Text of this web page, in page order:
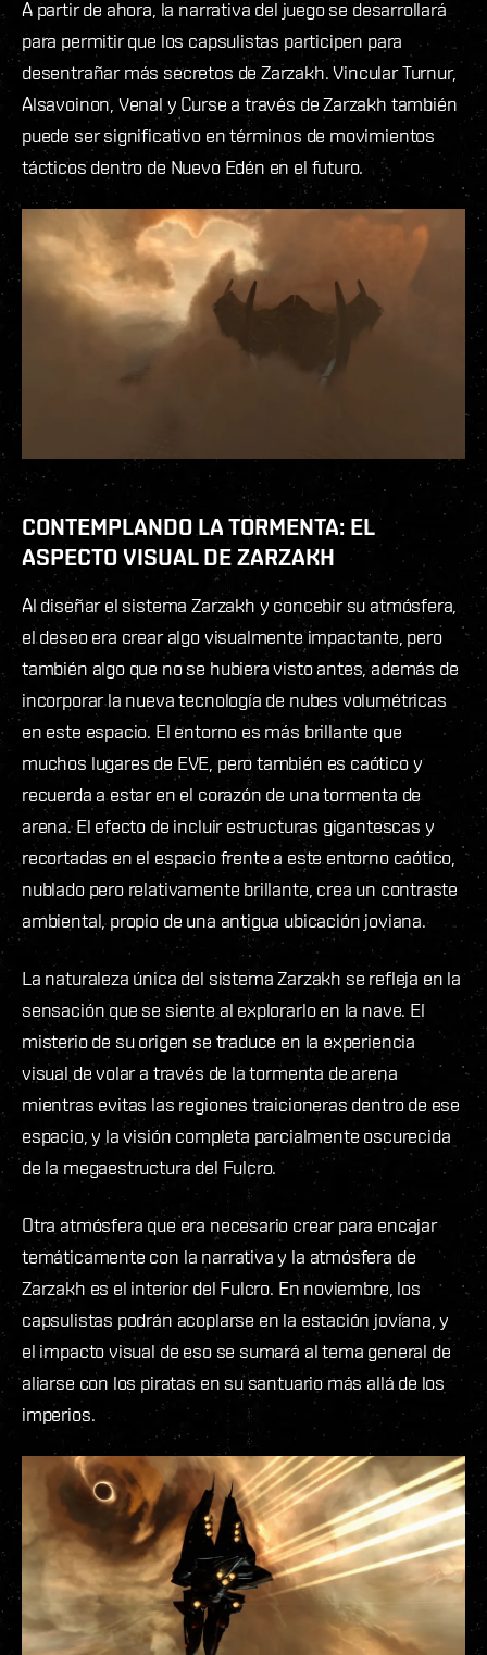
A partir de ahora, la narrativa del juego se desarrollará
para permitir que los capsulistas participen para
desentrañar más secretos de Zarzakh. Vincular Turnur,
Alsavoinon, Venal y Curse a través de Zarzakh también
puede ser significativo en términos de movimientos
tácticos dentro de Nuevo Edén en el futuro.
CONTEMPLANDO LA TORMENTA: EL
ASPECTO VISUAL DE ZARZAKH
Al diseñar el sistema Zarzakh y concebir su atmósfera,
el deseo era crear algo visualmente impactante, pero
también algo que no se hubiera visto antes, además de
incorporar la nueva tecnología de nubes volumétricas
en este espacio. El entorno es más brillante que
muchos lugares de EVE, pero también es caótico y
recuerda a estar en el corazón de una tormenta de
arena. El efecto de incluir estructuras gigantescas y
recortadas en el espacio frente a este entorno caótico,
nublado pero relativamente brillante, crea un contraste
ambiental, propio de una antigua ubicación joviana.
La naturaleza única del sistema Zarzakh se refleja en la
sensación que se siente al explorarlo en la nave. El
misterio de su origen se traduce en la experiencia
visual de volar a través de la tormenta de arena
mientras evitas las regiones traicioneras dentro de ese
espacio, y la visión completa parcialmente oscurecida
de la megaestructura del Fulcro.
Otra atmósfera que era necesario crear para encajar
temáticamente con la narrativa y la atmósfera de
Zarzakh es el interior del Fulcro. En noviembre, los
capsulistas podrán acoplarse en la estación joviana, y
el impacto visual de eso se sumará al tema general de
aliarse con los piratas en su santuario más allá de los
imperios.